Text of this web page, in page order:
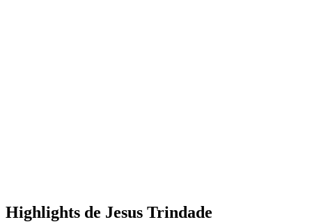
Highlights de Jesus Trindade